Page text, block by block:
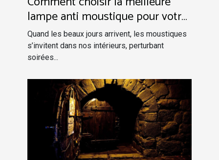
lampe anti moustique pour votre
maison
Quand les beaux jours arrivent, les moustiques
s’invitent dans nos intérieurs, perturbant
soirées...